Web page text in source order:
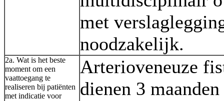
met
noodzakelijk.
2a. Wat is het beste
moment om een
vaattoegang te
realiseren bij patiënten
met indicatie voor
Arterioveneuze
dienen 3